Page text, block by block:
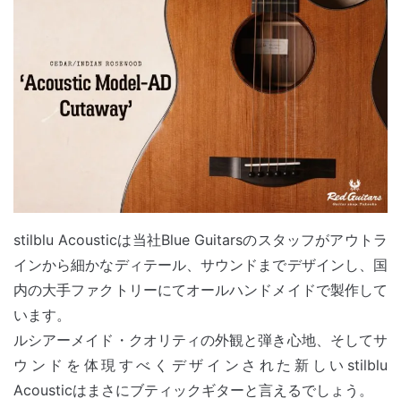
stilblu Acousticは当社Blue Guitarsのスタッフがアウトラ
インから細かなディテール、サウンドまでデザインし、国
内の大手ファクトリーにてオールハンドメイドで製作して
います。
ルシアーメイド・クオリティの外観と弾き心地、そしてサ
ウンドを体現すべくデザインされた新しいstilblu
Acousticはまさにブティックギターと言えるでしょう。